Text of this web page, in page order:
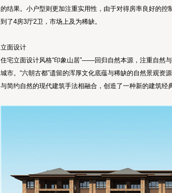
的结果。小户型则更加注重实用性，由于对得房率良好的
到了4房3厅2卫，市场上及为稀缺。
立面设计
住宅立面设计风格“印象山居”——回归自然本源，注重自然
城市。“六朝古都”遗留的浑厚文化底蕴与稀缺的自然景观资
与简约自然的现代建筑手法相融合，创造了一种新的建筑经